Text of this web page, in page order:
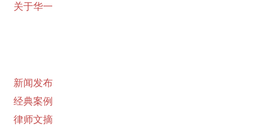
关于华一
新闻发布
经典案例
律师文摘